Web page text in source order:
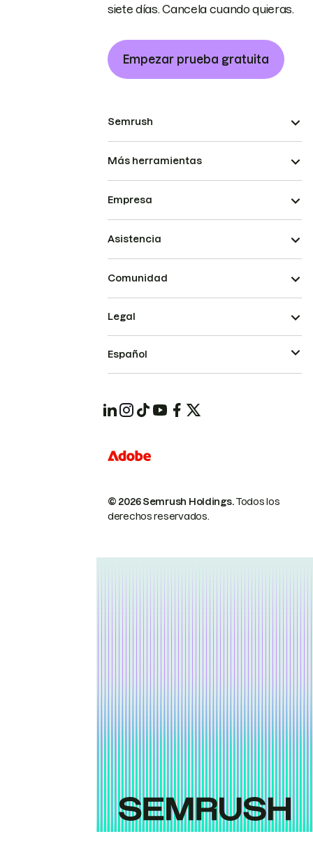
siete días. Cancela cuando quieras.
Empezar prueba gratuita
Semrush
Más herramientas
Empresa
Asistencia
Comunidad
© 2026 Semrush Holdings.Todos los
derechos reservados.
Legal
Español